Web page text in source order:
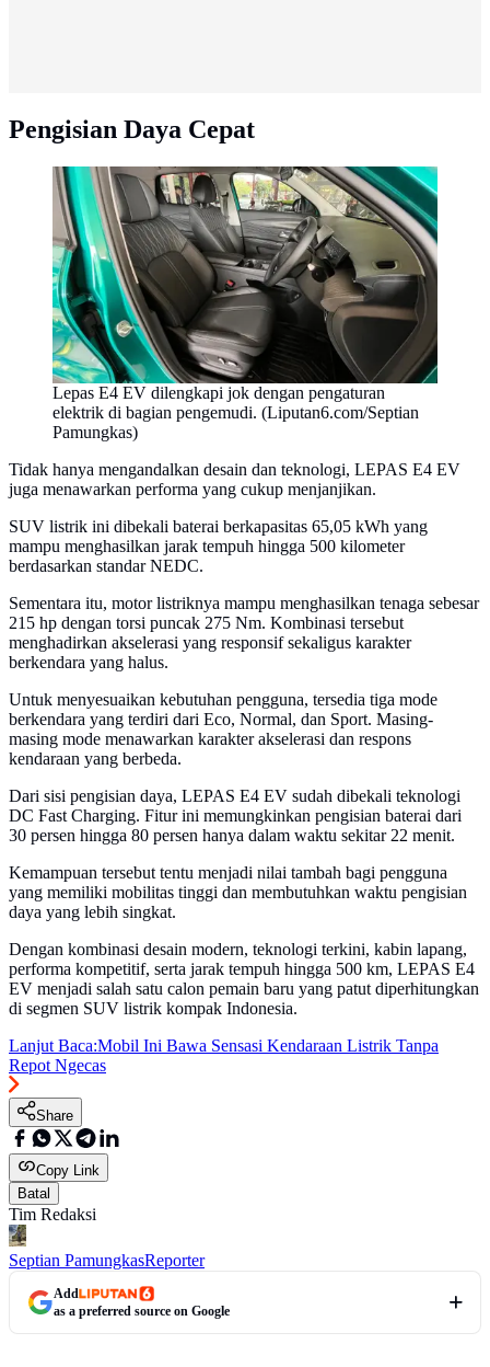
Pengisian Daya Cepat
Lepas E4 EV dilengkapi jok dengan pengaturan
elektrik di bagian pengemudi. (Liputan6.com/Septian
Pamungkas)
Tidak hanya mengandalkan desain dan teknologi, LEPAS E4 EV
juga menawarkan performa yang cukup menjanjikan.
SUV listrik ini dibekali baterai berkapasitas 65,05 kWh yang
mampu menghasilkan jarak tempuh hingga 500 kilometer
berdasarkan standar NEDC.
Sementara itu, motor listriknya mampu menghasilkan tenaga sebesar
215 hp dengan torsi puncak 275 Nm. Kombinasi tersebut
menghadirkan akselerasi yang responsif sekaligus karakter
berkendara yang halus.
Untuk menyesuaikan kebutuhan pengguna, tersedia tiga mode
berkendara yang terdiri dari Eco, Normal, dan Sport. Masing-
masing mode menawarkan karakter akselerasi dan respons
kendaraan yang berbeda.
Dari sisi pengisian daya, LEPAS E4 EV sudah dibekali teknologi
DC Fast Charging. Fitur ini memungkinkan pengisian baterai dari
30 persen hingga 80 persen hanya dalam waktu sekitar 22 menit.
Kemampuan tersebut tentu menjadi nilai tambah bagi pengguna
yang memiliki mobilitas tinggi dan membutuhkan waktu pengisian
daya yang lebih singkat.
Dengan kombinasi desain modern, teknologi terkini, kabin lapang,
performa kompetitif, serta jarak tempuh hingga 500 km, LEPAS E4
EV menjadi salah satu calon pemain baru yang patut diperhitungkan
di segmen SUV listrik kompak Indonesia.
Lanjut Baca:Mobil Ini Bawa Sensasi Kendaraan Listrik Tanpa
Repot Ngecas
Share
Copy Link
Batal
Tim Redaksi
Septian PamungkasReporter
Add
as a preferred source on Google